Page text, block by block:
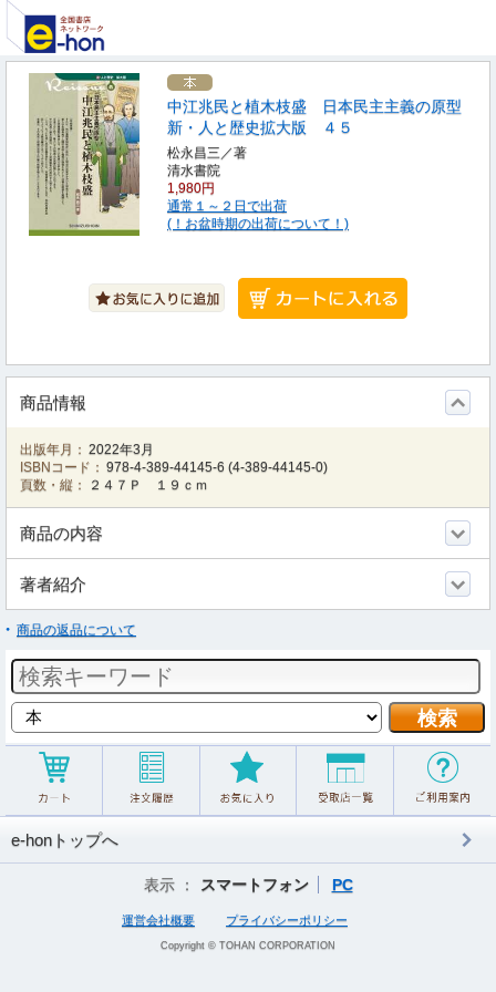
中江兆民と植木枝盛 日本民主主義の原型
新・人と歴史拡大版 ４５
松永昌三／著
清水書院
1,980円
通常１～２日で出荷
(！お盆時期の出荷について！)
商品情報
出版年月： 2022年3月
ISBNコード： 978-4-389-44145-6 (4-389-44145-0)
頁数・縦：
２４７Ｐ １９ｃｍ
商品の内容
著者紹介
商品の返品について
e-honトップへ
表示 ： スマートフォン PC
運営会社概要 プライバシーポリシー
Copyright © TOHAN CORPORATION